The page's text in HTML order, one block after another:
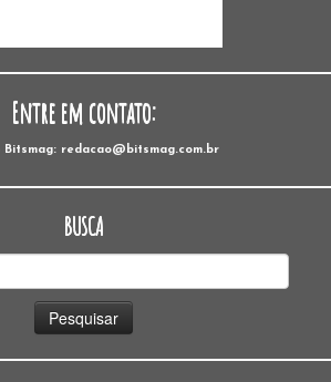
Entre em contato:
Bitsmag: redacao@bitsmag.com.br
BUSCA